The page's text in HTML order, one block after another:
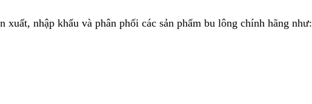
xuất, nhập khẩu và phân phối các sản phẩm bu lông chính hãng như: